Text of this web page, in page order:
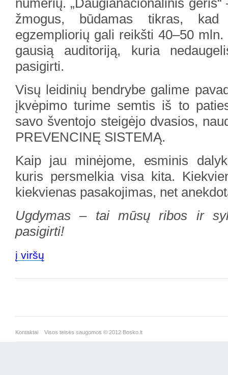
numerių. „Daugianacionalinis
žmogus, būdamas tikras,
egzempliorių gali reikšti 40–50
gausią auditoriją, kuria
pasigirti.
Visų leidinių bendrybe galime
įkvėpimo turime semtis iš to
savo šventojo steigėjo dvasios,
PREVENCINĘ SISTEMĄ.
Kaip jau minėjome, esminis
kuris persmelkia visa kita.
kiekvienas pasakojimas, net
Ugdymas – tai mūsų ribos ir
pasigirti!
į viršų
Kontaktai Visos teisės saugomos © 2012 Bosko.lt